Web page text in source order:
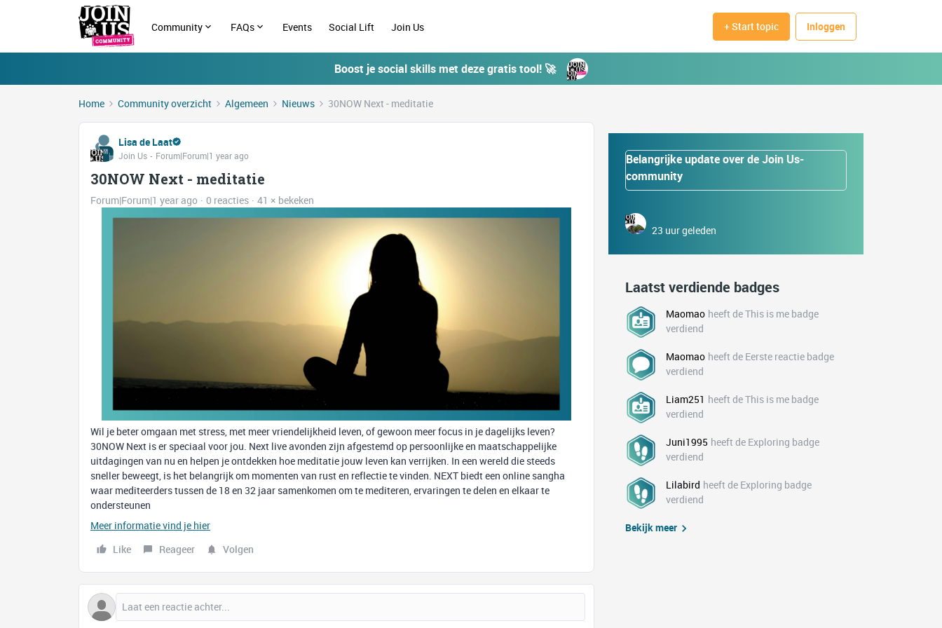
Community FAQs Events Social Lift Join Us + Start topic Inloggen
Boost je social skills met deze gratis tool! 🚀
Home Community overzicht Algemeen Nieuws 30NOW Next - meditatie
Lisa de Laat
Join Us Forum|Forum|1 year ago
30NOW Next - meditatie
Forum|Forum|1 year ago 0 reacties 41 × bekeken
Wil je beter omgaan met stress, met meer vriendelijkheid leven, of gewoon meer focus in je dagelijks leven?
30NOW Next is er speciaal voor jou. Next live avonden zijn afgestemd op persoonlijke en maatschappelijke
uitdagingen van nu en helpen je ontdekken hoe meditatie jouw leven kan verrijken. In een wereld die steeds
sneller beweegt, is het belangrijk om momenten van rust en reflectie te vinden. NEXT biedt een online sangha
waar mediteerders tussen de 18 en 32 jaar samenkomen om te mediteren, ervaringen te delen en elkaar te
ondersteunen
Meer informatie vind je hier
Like
Reageer Volgen
Belangrijke update over de Join Us-
community
23 uur geleden
Laatst verdiende badges
Maomao heeft de This is me badge
verdiend
Maomao heeft de Eerste reactie badge
verdiend
Liam251 heeft de This is me badge
verdiend
Juni1995 heeft de Exploring badge
verdiend
Lilabird heeft de Exploring badge
verdiend
Bekijk meer